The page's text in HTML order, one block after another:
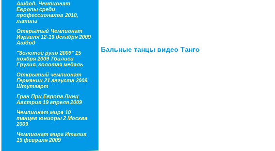
Ашдод, Чемпионат
Европы среди
профессионалов 2010,
латина
Открытый Чемпионат
Израиля 12-13 декабря 2009
Ашдод
"Золотое руно 2009" 15
ноября 2009 Тбилиси
Грузия, золотая медаль
Открытый чемпионат
Германии 21 августа 2009
Штутгарт
Гран При Европа Линц
Австрия 19 апреля 2009
Чемпионат мира 10
танцев юниоры 2 Москва
2009
Чемпионат мира Италия
15 февраля 2009
Бальные танцы видео Танго